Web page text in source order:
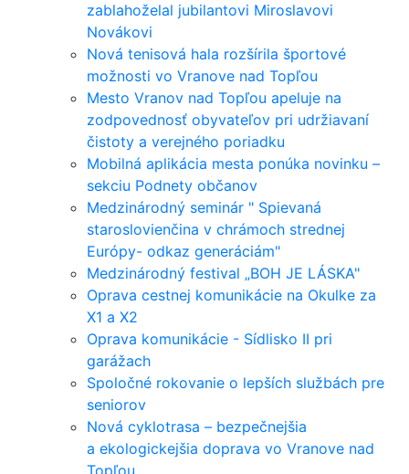
zablahoželal jubilantovi Miroslavovi
Novákovi
Nová tenisová hala rozšírila športové
možnosti vo Vranove nad Topľou
Mesto Vranov nad Topľou apeluje na
zodpovednosť obyvateľov pri udržiavaní
čistoty a verejného poriadku
Mobilná aplikácia mesta ponúka novinku –
sekciu Podnety občanov
Medzinárodný seminár " Spievaná
staroslovienčina v chrámoch strednej
Európy- odkaz generáciám"
Medzinárodný festival „BOH JE LÁSKA"
Oprava cestnej komunikácie na Okulke za
X1 a X2
Oprava komunikácie - Sídlisko II pri
garážach
Spoločné rokovanie o lepších službách pre
seniorov
Nová cyklotrasa – bezpečnejšia
a ekologickejšia doprava vo Vranove nad
Topľou